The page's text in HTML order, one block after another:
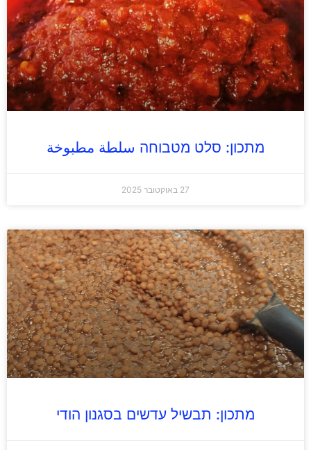
מתכון: סלט מטבוחה سلطة مطبوخة
27 באוקטובר 2025
מתכון: תבשיל עדשים בסגנון הודי